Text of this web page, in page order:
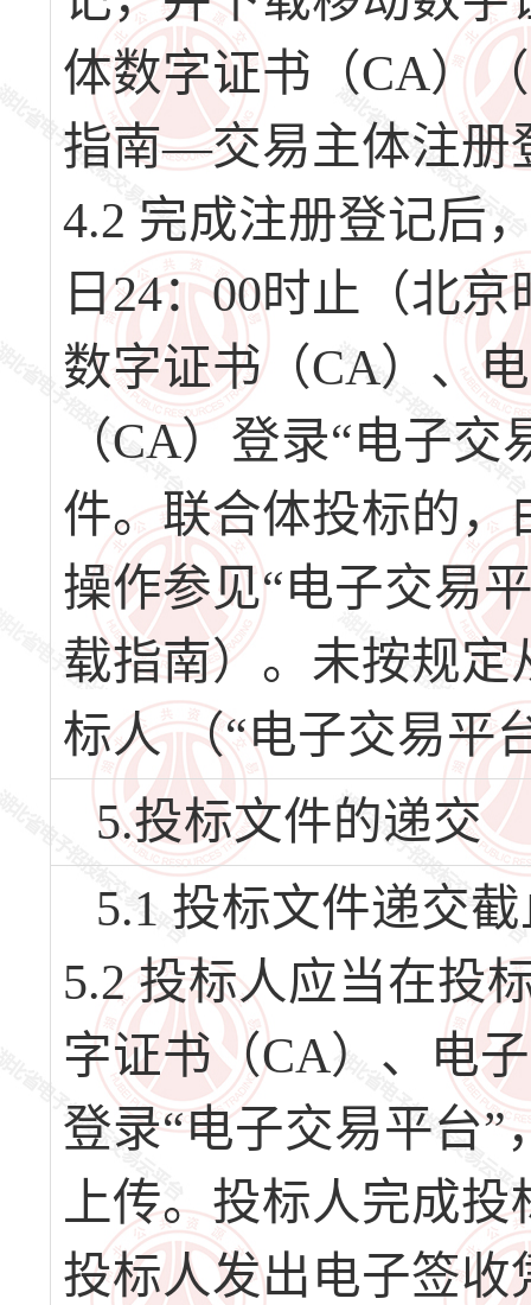
体数字证书（CA）
指南—交易主体注册
4.2 完成注册登记后
日24：00时止（北
数字证书（CA）、
（CA）登录“电子
件。联合体投标的
操作参见“电子交易
载指南）。未按规定
标人 （“电子交易平
5.投标文件的递交
5.1 投标文件递交
5.2 投标人应当在投
字证书（CA）、电
登录“电子交易平台
上传。投标人完成
投标人发出电子签